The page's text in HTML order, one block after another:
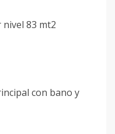
83 mt2
con bano y